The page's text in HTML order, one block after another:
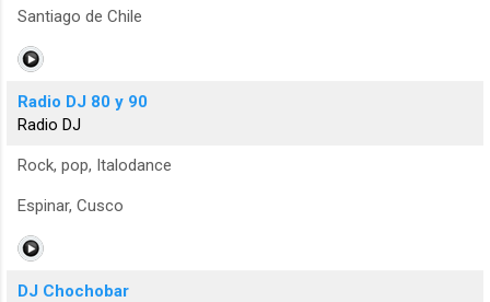
Santiago de Chile
Radio DJ 80 y 90
Radio DJ
Rock, pop, Italodance
Espinar, Cusco
DJ Chochobar